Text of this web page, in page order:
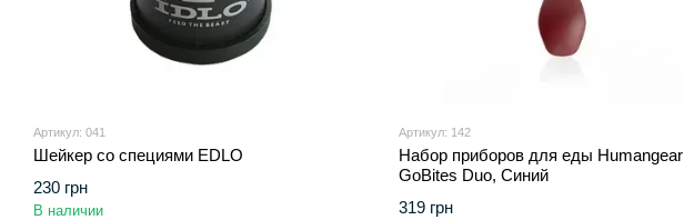
Артикул: 041
Шейкер со специями ЕDLO
230 грн
В наличии
Артикул: 142
Набор приборов для еды Humangear
GoBites Duo, Синий
319 грн